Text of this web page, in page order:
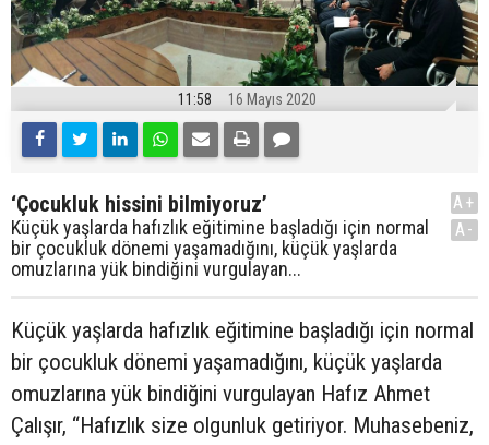
11:58 16 Mayıs 2020
‘Çocukluk hissini bilmiyoruz’
Küçük yaşlarda hafızlık eğitimine başladığı için normal
bir çocukluk dönemi yaşamadığını, küçük yaşlarda
omuzlarına yük bindiğini vurgulayan...
A+
A-
Küçük yaşlarda hafızlık eğitimine başladığı için normal
bir çocukluk dönemi yaşamadığını, küçük yaşlarda
omuzlarına yük bindiğini vurgulayan Hafız Ahmet
Çalışır, “Hafızlık size olgunluk getiriyor. Muhasebeniz,